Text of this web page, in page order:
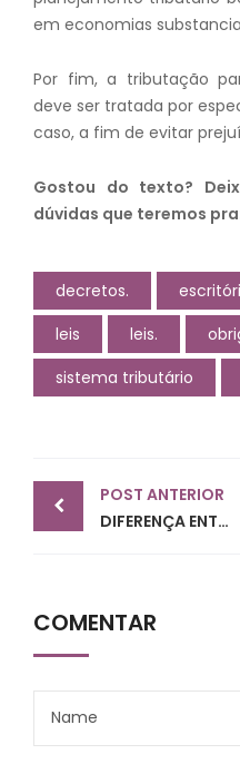
em economias
Por fim, a tributação
deve ser tratada por
caso, a fim de evitar
Gostou do texto?
dúvidas que teremos
decretos.
leis
leis.
sistema tributário
Post
navigation
POST ANTERIOR
DIFERENÇA ENTRE PRÓ LABORE E DISTRIBUIÇÃO DE LUCROS
COMENTAR